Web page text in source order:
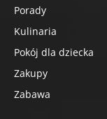
Porady
Kulinaria
Pokój dla dziecka
Zakupy
Zabawa